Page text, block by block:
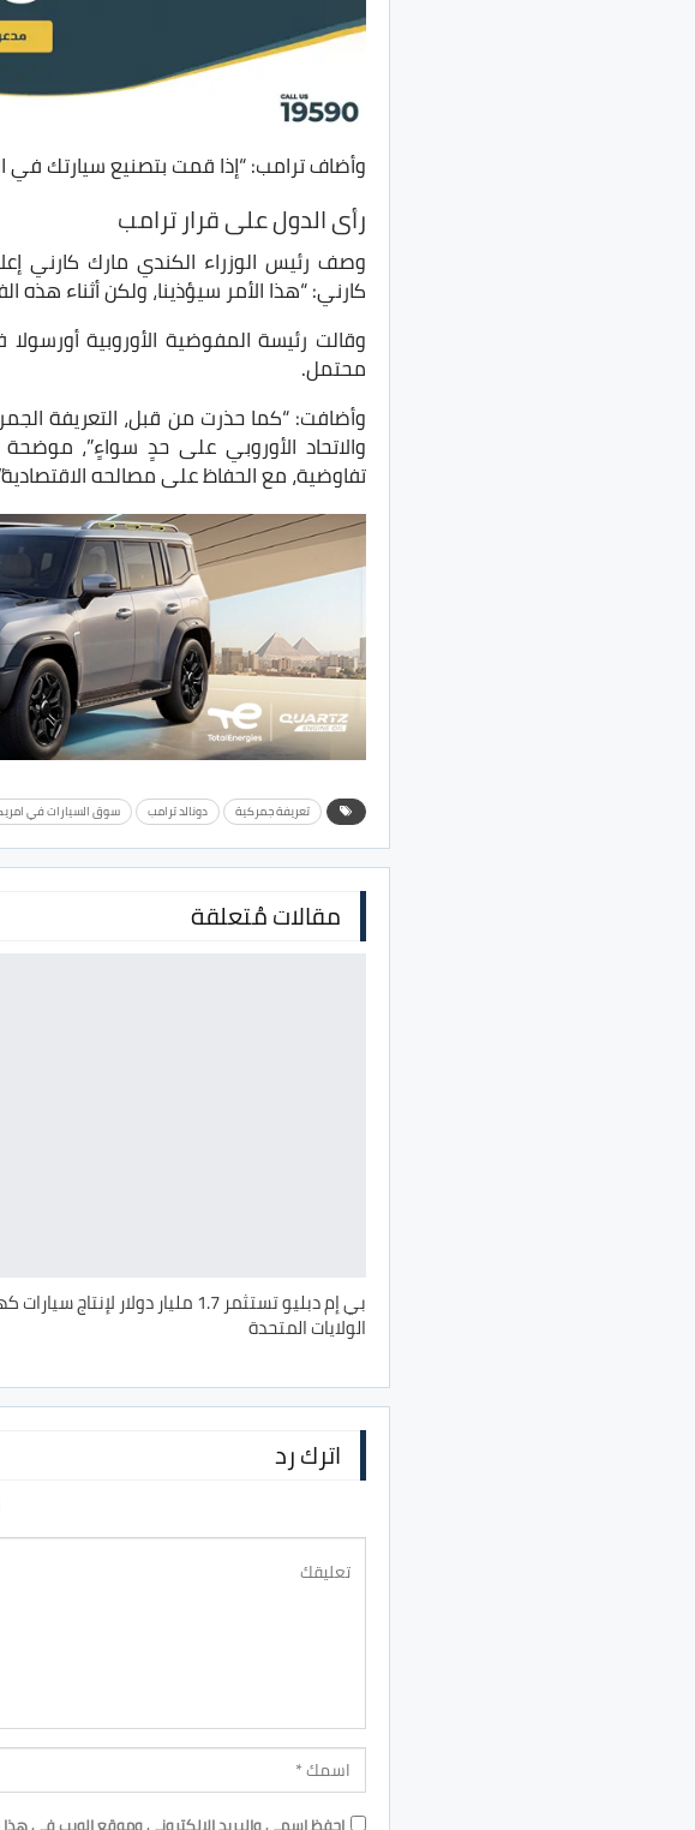
وأضاف ترامب: “إذا قمت بتصنيع سيارتك في
رأى الدول على قرار ترامب
وصف رئيس الوزراء الكندي مارك كارني
كارني: “هذا الأمر سيؤذينا، ولكن أثناء هذه
وقالت رئيسة المفوضية الأوروبية
محتمل.
وأضافت: “كما حذرت من قبل، التعريفة
والاتحاد الأوروبي على حدٍ سواءٍ”،
تفاوضية، مع الحفاظ على مصالحه
تعريفة جمركية دونالد ترامب سوق السيارات في
مقالات مُتعلقة
بي إم دبليو تستثمر 1.7 مليار دولار
الولايات المتحدة
اترك رد